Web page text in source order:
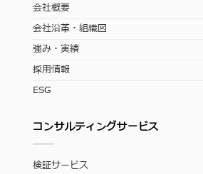
会社概要
会社沿革・組織図
強み・実績
採用情報
ESG
コンサルティングサービス
検証サービス